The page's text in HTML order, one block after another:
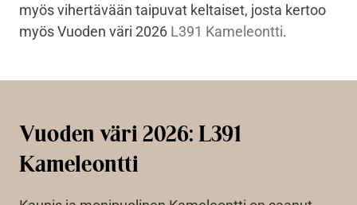
myös vihertävään taipuvat keltaiset, josta kertoo
myös Vuoden väri 2026 L391 Kameleontti.
Vuoden väri 2026: L391
Kameleontti